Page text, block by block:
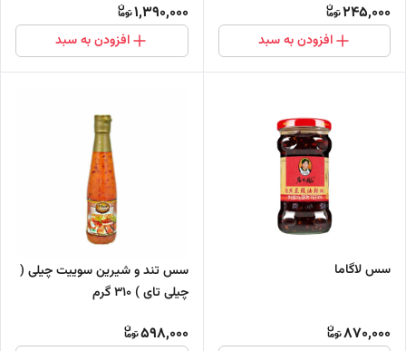
245,000
افزودن به سبد
1,390,000
افزودن به سبد
سس لاگاما
870,000
سس تند و شیرین سوییت چیلی (
چیلی تای ) 310 گرم
598,000